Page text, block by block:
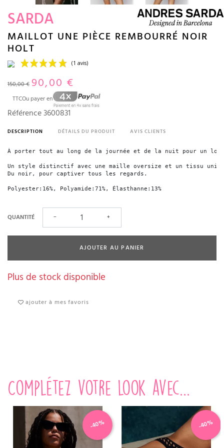
SARDA
MAILLOT UNE PIÈCE REMBOURRÉ NOIR
HOLT
(1 avis)
150,00 € 90,00 €
TTCOu payer en
Référence3600831
DESCRIPTION DÉTAILS DU PRODUIT AVIS CLIENTS
À porter tout au long de la journée et de la nuit pour un look
Un style distinctif avec une maille oversize et un tissu uni.
Du noir, pour captiver tous les regards.
Polyester:16%, Polyamide:71%, Élasthanne:13%
QUANTITÉ − +
AJOUTER AU PANIER
Plus de stock disponible
ajouter à mes favoris
Complétez votre look avec...
-40% -40%